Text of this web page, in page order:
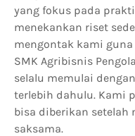
yang fokus pada
menekankan riset
mengontak kami
SMK Agribisnis
selalu memulai
terlebih dahulu. Kami
bisa diberikan setelah
saksama.